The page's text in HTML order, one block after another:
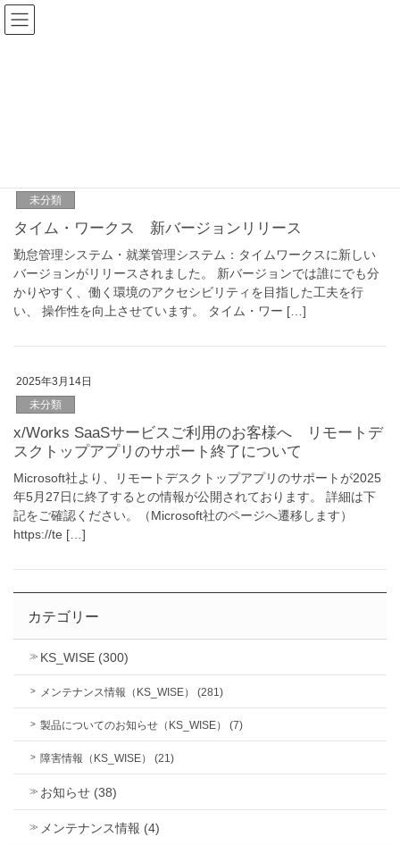
未分類
タイム・ワークス 新バージョンリリース
勤怠管理システム・就業管理システム：タイムワークスに新しい
バージョンがリリースされました。 新バージョンでは誰にでも分
かりやすく、働く環境のアクセシビリティを目指した工夫を行
い、 操作性を向上させています。 タイム・ワー […]
2025年3月14日
未分類
x/Works SaaSサービスご利用のお客様へ リモートデ
スクトップアプリのサポート終了について
Microsoft社より、リモートデスクトップアプリのサポートが2025
年5月27日に終了するとの情報が公開されております。 詳細は下
記をご確認ください。（Microsoft社のページへ遷移します）
https://te […]
カテゴリー
KS_WISE (300)
メンテナンス情報（KS_WISE） (281)
製品についてのお知らせ（KS_WISE） (7)
障害情報（KS_WISE） (21)
お知らせ (38)
メンテナンス情報 (4)